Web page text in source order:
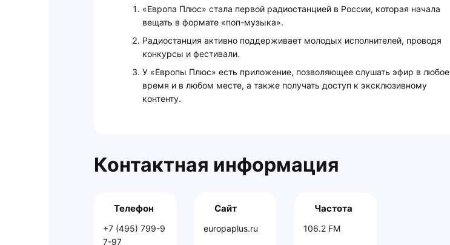
«Европа Плюс» стала первой радиостанцией в России, которая начала
вещать в формате «поп-музыка».
Радиостанция активно поддерживает молодых исполнителей, проводя
конкурсы и фестивали.
У «Европы Плюс» есть приложение, позволяющее слушать эфир в любое
время и в любом месте, а также получать доступ к эксклюзивному
контенту.
Контактная информация
Телефон
+7 (495) 799-9
7-97
Сайт
europaplus.ru
Частота
106.2 FM